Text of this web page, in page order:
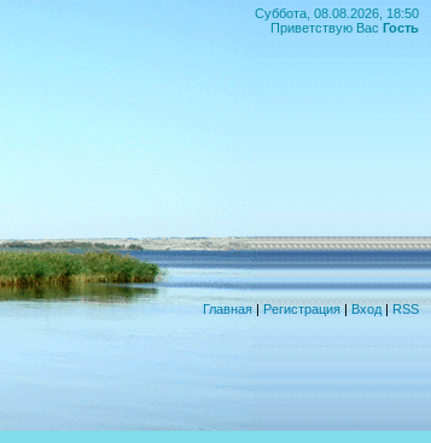
Суббота, 08.08.2026, 18:50
Приветствую Вас Гость
Главная|Регистрация|Вход|RSS